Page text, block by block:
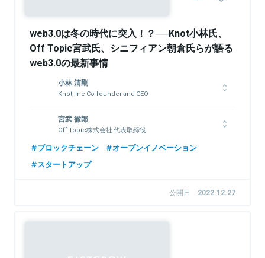
web3.0は冬の時代に突入！？──Knot小林氏、
Off Topic宮武氏、シニフィアン朝倉氏らが語る
web3.0の最新事情
小林 清剛
Knot, Inc Co-founder and CEO
同社を国内2位の規模まで成長させた後、2011年にKDDIグルー
プに売却。2013年から米国サンフランシスコに移住。2021年10
月にKnot, Inc.を設立して、現在はWeb3領域に取り組んでい
る。また、TokyoFoundersFundを共同創業し、米国を中心に
30社前後に投資をしている。
宮武 徹郎
Off Topic株式会社 代表取締役
バブソン大学卒。事業会社の投資部門で主に北米スタートアップ
ツ制作などを担当。
ブロックチェーン
オープンイノベーション
スタートアップ
公開日 2022.12.27